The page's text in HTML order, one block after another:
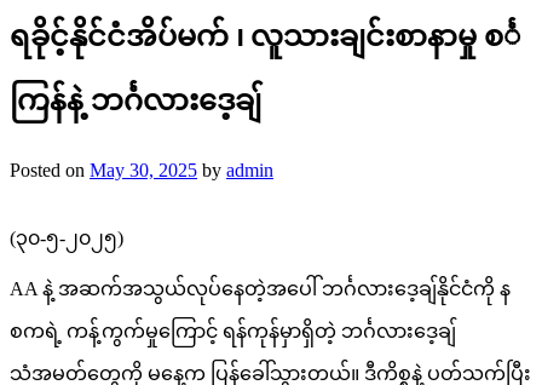
ရခိုင့်နိုင်ငံအိပ်မက် ၊ လူသားချင်းစာနာမှု စင်္
ကြန်နဲ့ ဘင်္ဂလားဒေ့ချ်
Posted on May 30, 2025 by admin
(၃၀-၅-၂၀၂၅)
AA နဲ့ အဆက်အသွယ်လုပ်နေတဲ့အပေါ် ဘင်္ဂလားဒေ့ချ်နိုင်ငံကို န
စကရဲ့ ကန့်ကွက်မှုကြောင့် ရန်ကုန်မှာရှိတဲ့ ဘင်္ဂလားဒေ့ချ်
သံအမတ်တွေကို မနေ့က ပြန်ခေါ်သွားတယ်။ ဒီကိစ္စနဲ့ ပတ်သက်ပြီး